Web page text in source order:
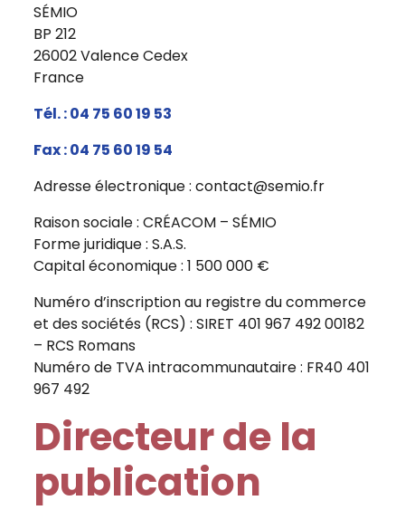
SÉMIO
BP 212
26002 Valence Cedex
France
Tél. : 04 75 60 19 53
Fax : 04 75 60 19 54
Adresse électronique : contact@semio.fr
Raison sociale : CRÉACOM – SÉMIO
Forme juridique : S.A.S.
Capital économique : 1 500 000 €
Numéro d’inscription au registre du commerce
et des sociétés (RCS) : SIRET 401 967 492 00182
– RCS Romans
Numéro de TVA intracommunautaire : FR40 401
967 492
Directeur de la
publication